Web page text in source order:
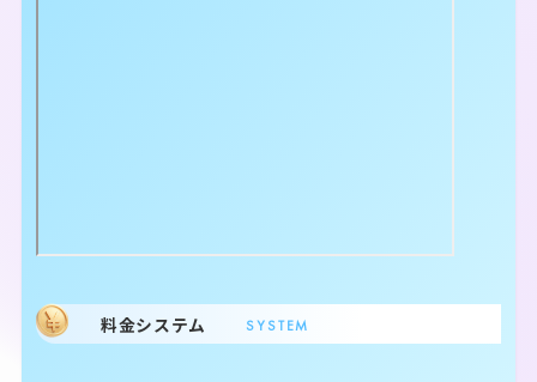
料金システム SYSTEM